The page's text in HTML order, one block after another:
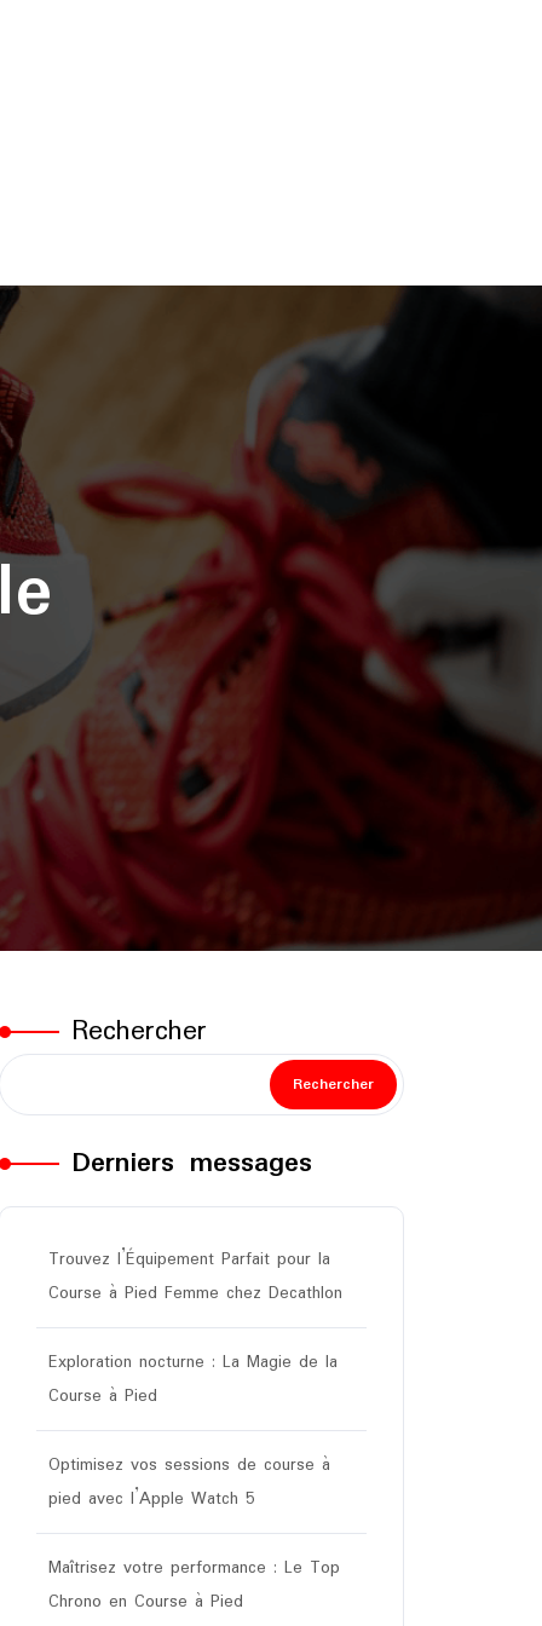
Rechercher
Rechercher
Derniers messages
Trouvez l’Équipement Parfait pour la
Course à Pied Femme chez Decathlon
Exploration nocturne : La Magie de la
Course à Pied
Optimisez vos sessions de course à
pied avec l’Apple Watch 5
Maîtrisez votre performance : Le Top
Chrono en Course à Pied